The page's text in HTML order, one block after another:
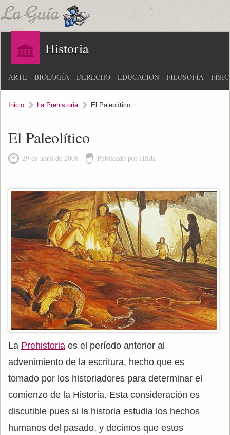
Historia
ARTE BIOLOGÍA DERECHO EDUCACIÓN FILOSOFÍA
Inicio La Prehistoria El Paleolítico
El Paleolítico
29 de abril de 2008 Publicado por Hilda
La Prehistoria es el período anterior al
advenimiento de la escritura, hecho que es
tomado por los historiadores para determinar el
comienzo de la Historia. Esta consideración es
discutible pues si la historia estudia los hechos
humanos del pasado, y decimos que estos